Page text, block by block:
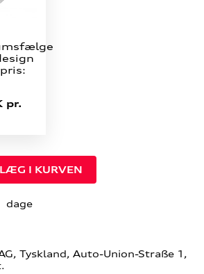
pr.
dage
Tyskland, Auto-Union-Straße 1,